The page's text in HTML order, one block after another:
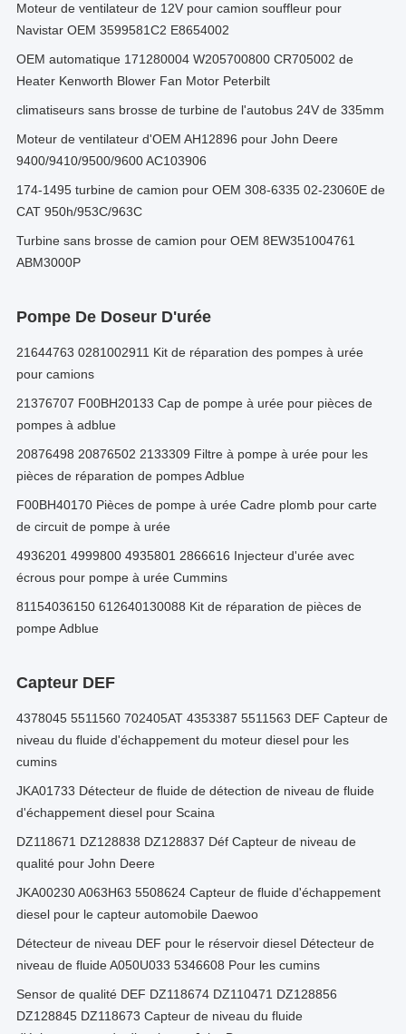
Moteur de ventilateur de 12V pour camion souffleur pour
Navistar OEM 3599581C2 E8654002
OEM automatique 171280004 W205700800 CR705002 de
Heater Kenworth Blower Fan Motor Peterbilt
climatiseurs sans brosse de turbine de l'autobus 24V de 335mm
Moteur de ventilateur d'OEM AH12896 pour John Deere
9400/9410/9500/9600 AC103906
174-1495 turbine de camion pour OEM 308-6335 02-23060E de
CAT 950h/953C/963C
Turbine sans brosse de camion pour OEM 8EW351004761
ABM3000P
Pompe De Doseur D'urée
21644763 0281002911 Kit de réparation des pompes à urée
pour camions
21376707 F00BH20133 Cap de pompe à urée pour pièces de
pompes à adblue
20876498 20876502 2133309 Filtre à pompe à urée pour les
pièces de réparation de pompes Adblue
F00BH40170 Pièces de pompe à urée Cadre plomb pour carte
de circuit de pompe à urée
4936201 4999800 4935801 2866616 Injecteur d'urée avec
écrous pour pompe à urée Cummins
81154036150 612640130088 Kit de réparation de pièces de
pompe Adblue
Capteur DEF
4378045 5511560 702405AT 4353387 5511563 DEF Capteur de
niveau du fluide d'échappement du moteur diesel pour les
cumins
JKA01733 Détecteur de fluide de détection de niveau de fluide
d'échappement diesel pour Scaina
DZ118671 DZ128838 DZ128837 Déf Capteur de niveau de
qualité pour John Deere
JKA00230 A063H63 5508624 Capteur de fluide d'échappement
diesel pour le capteur automobile Daewoo
Détecteur de niveau DEF pour le réservoir diesel Détecteur de
niveau de fluide A050U033 5346608 Pour les cumins
Sensor de qualité DEF DZ118674 DZ110471 DZ128856
DZ128845 DZ118673 Capteur de niveau du fluide